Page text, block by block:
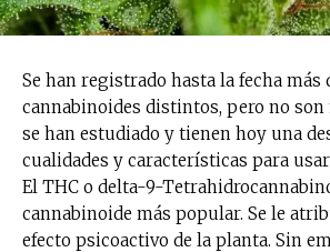
Se han registrado hasta la fecha más
cannabinoides distintos, pero no son
se han estudiado y tienen hoy una
cualidades y características para
El THC o delta-9-
cannabinoide más popular. Se le
efecto psicoactivo de la planta. Sin